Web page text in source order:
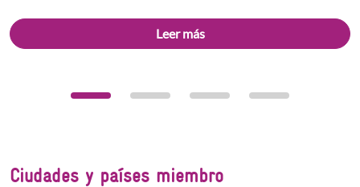
Leer más
Ciudades y países miembro